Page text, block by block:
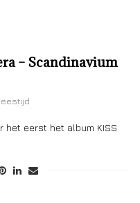
– Scandinavium
het eerst het album KISS